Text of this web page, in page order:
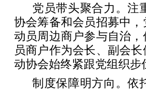
党员带头聚合力。注
协会筹备和会员招募中
动员周边商户参与自治
员商户作为会长、副会
动协会始终紧跟党组织步
制度保障明方向。依